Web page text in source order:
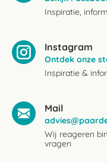
Inspiratie,
Instagram
Ontdek onze
Inspiratie &
Mail
Wij reageren
vragen